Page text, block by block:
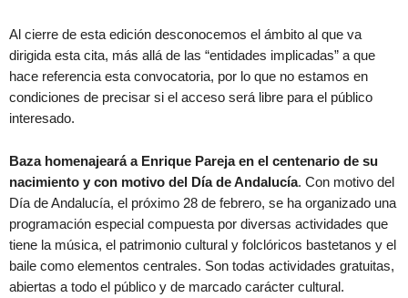
Al cierre de esta edición desconocemos el ámbito al que va
dirigida esta cita, más allá de las “entidades implicadas” a que
hace referencia esta convocatoria, por lo que no estamos en
condiciones de precisar si el acceso será libre para el público
interesado.
Baza homenajeará a Enrique Pareja en el centenario de su
nacimiento y con motivo del Día de Andalucía. Con motivo del
Día de Andalucía, el próximo 28 de febrero, se ha organizado una
programación especial compuesta por diversas actividades que
tiene la música, el patrimonio cultural y folclóricos bastetanos y el
baile como elementos centrales. Son todas actividades gratuitas,
abiertas a todo el público y de marcado carácter cultural.